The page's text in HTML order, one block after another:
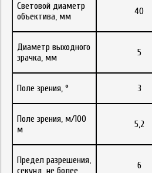
Световой диаметр
объектива, мм
40
Диаметр выходного
зрачка, мм
5
Поле зрения, ° 3
Поле зрения, м/100
м
5,2
Предел разрешения,
секунд, не более
6